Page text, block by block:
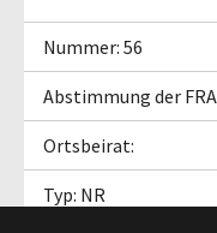
Nummer: 56
Abstimmung der
Ortsbeirat:
Typ: NR